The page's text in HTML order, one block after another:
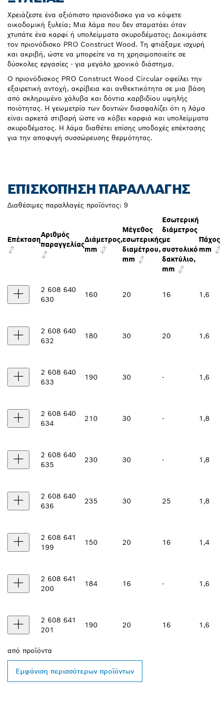
Χρειάζεστε ένα αξιόπιστο πριονόδισκο για να κόψετε
οικοδομική ξυλεία; Μια λάμα που δεν σταματάει όταν
χτυπάτε ένα καρφί ή υπολείμματα σκυροδέματος; Δοκιμάστε
τον πριονόδισκο PRO Construct Wood. Τη φτιάξαμε ισχυρή
και ακριβή, ώστε να μπορείτε να τη χρησιμοποιείτε σε
δύσκολες εργασίες - για μεγάλο χρονικό διάστημα.
Ο πριονόδισκος PRO Construct Wood Circular οφείλει την
εξαιρετική αντοχή, ακρίβεια και ανθεκτικότητα σε μια βάση
από σκληρυμένο χάλυβα και δόντια καρβιδίου υψηλής
ποιότητας. Η γεωμετρία των δοντιών διασφαλίζει ότι η λάμα
είναι αρκετά στιβαρή ώστε να κόβει καρφιά και υπολείμματα
σκυροδέματος. Η λάμα διαθέτει επίσης υποδοχές επέκτασης
για την αποφυγή συσσώρευσης θερμότητας.
ΕΠΙΣΚΌΠΗΣΗ ΠΑΡΑΛΛΑΓΉΣ
Διαθέσιμες παραλλαγές προϊόντος: 9
Επέκταση
Αριθμός
παραγγελίας
Διάμετρος,
mm
Μέγεθος
εσωτερικής
διαμέτρου,
mm
Εσωτερική
διάμετρος
με
συστολικό
δακτύλιο,
mm
mm
2 608 640
630
160 20 16 1,6
2 608 640
632
180 30 20 1,6
2 608 640
633
190 30 - 1,6
2 608 640
634
210 30 - 1,8
2 608 640
635
230 30 - 1,8
2 608 640
636
235 30 25 1,8
2 608 641
199
150 20 16 1,4
2 608 641
200
184 16 - 1,6
2 608 641
201
190 20 16 1,6
από προϊόντα
Εμφάνιση περισσότερων προϊόντων